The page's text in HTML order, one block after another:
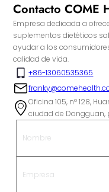
Contacto COME
Empresa dedicada a
suplementos dietéticos
ayudar a los
calidad de vida.
+86-13060535365
Oficina 105, nº 128,
ciudad de Dongguan,